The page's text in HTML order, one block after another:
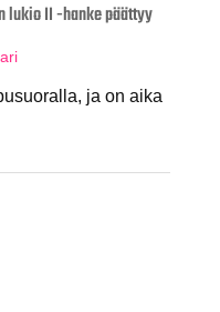
lukio II -hanke päättyy
ja on aika